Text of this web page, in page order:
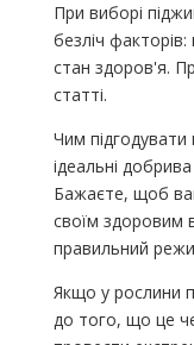
При виборі
безліч
стан здоров'я.
статті.
Чим підгодувати
ідеальні добрива
Бажаєте, щоб
своїм здоровим
правильний
Якщо у рослини
до того, що це